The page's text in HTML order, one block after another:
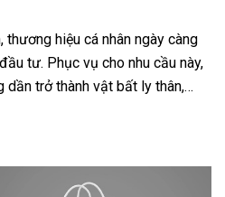
thương hiệu cá nhân ngày càng
tư. Phục vụ cho nhu cầu này,
dần trở thành vật bất ly thân,
công việc nói riêng và đời sống
phổ biến như thế, nhưng nhiều
sẽ cung cấp những vấn đề